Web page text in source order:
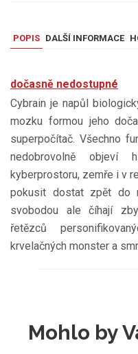
POPIS DALŠÍ INFORMACE
dočasně nedostupné
Cybrain je napůl
mozku formou jeho
superpočítač. Všechno
nedobrovolně
kyberprostoru, zemře i v
pokusit dostat zpět do
svobodou ale číhají
řetězců
krvelačných monster a
Mohlo by